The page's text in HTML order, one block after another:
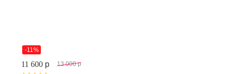
-11%
11 600 p 13 000 p